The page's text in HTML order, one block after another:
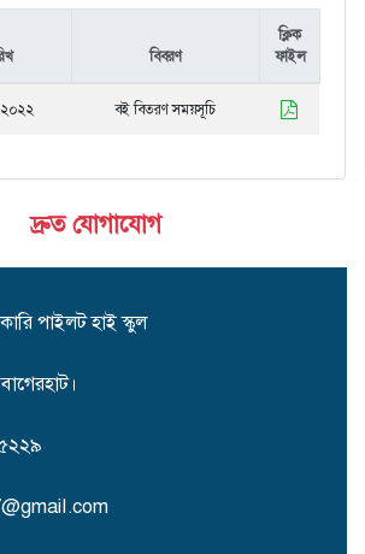
বিবরণ
ক্লিক
ফাইল
বই বিতরণ সময়সূচি
দ্রুত যোগাযোগ
পাইলট হাই স্কুল